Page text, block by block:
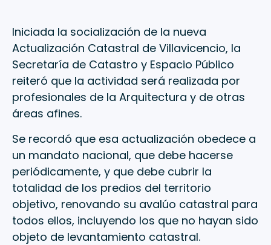
Iniciada la socialización de la nueva
Actualización Catastral de Villavicencio, la
Secretaría de Catastro y Espacio Público
reiteró que la actividad será realizada por
profesionales de la Arquitectura y de otras
áreas afines.
Se recordó que esa actualización obedece a
un mandato nacional, que debe hacerse
periódicamente, y que debe cubrir la
totalidad de los predios del territorio
objetivo, renovando su avalúo catastral para
todos ellos, incluyendo los que no hayan sido
objeto de levantamiento catastral.